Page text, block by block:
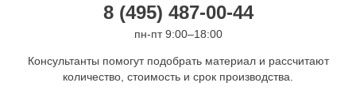
8 (495) 487-00-44
пн-пт 9:00–18:00
Консультанты помогут подобрать материал и рассчитают
количество, стоимость и срок производства.